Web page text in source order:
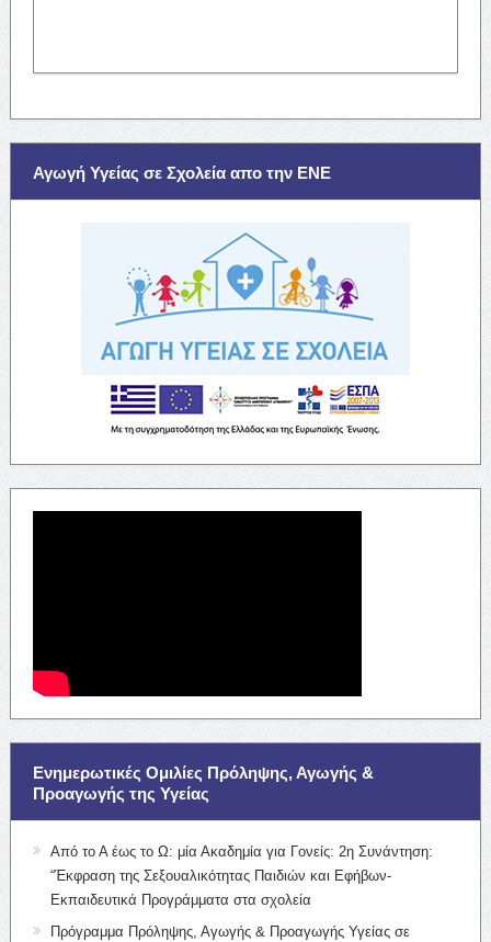
Αγωγή Υγείας σε Σχολεία απο την ΕΝΕ
Ενημερωτικές Ομιλίες Πρόληψης, Αγωγής &
Προαγωγής της Υγείας
Από το Α έως το Ω: μία Ακαδημία για Γονείς: 2η Συνάντηση:
“Έκφραση της Σεξουαλικότητας Παιδιών και Εφήβων-
Εκπαιδευτικά Προγράμματα στα σχολεία
Πρόγραμμα Πρόληψης, Αγωγής & Προαγωγής Υγείας σε